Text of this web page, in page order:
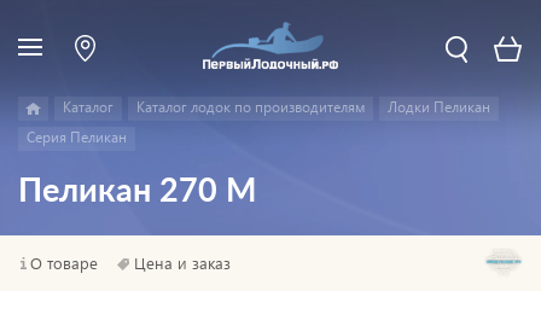
Каталог Каталог лодок по производителям
Лодки Пеликан
Серия Пеликан
Пеликан 270 М
О товаре Цена и заказ